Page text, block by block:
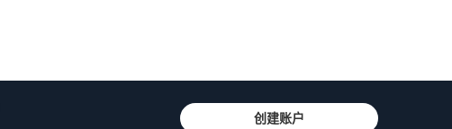
创建账户